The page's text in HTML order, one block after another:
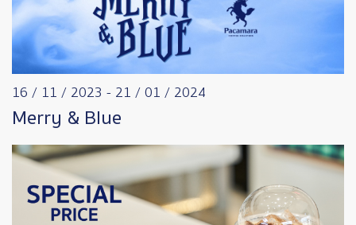
16 / 11 / 2023 - 21 / 01 / 2024
Merry & Blue